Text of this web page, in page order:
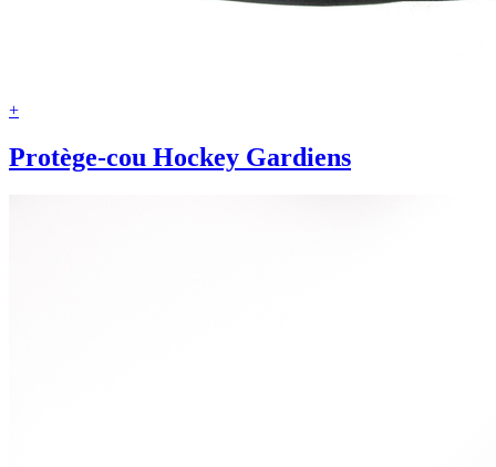
+
Protège-cou Hockey Gardiens